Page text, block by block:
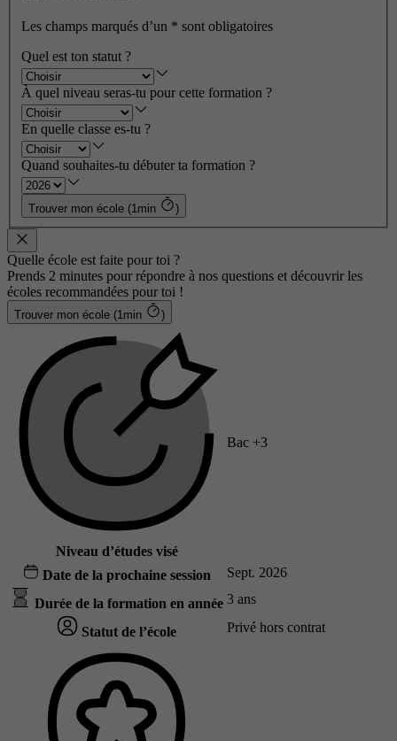
Les champs marqués d’un * sont obligatoires
Quel est ton statut ?
À quel niveau seras-tu pour cette formation ?
En quelle classe es-tu ?
Quand souhaites-tu débuter ta formation ?
Trouver mon école (1min )
Quelle école est faite pour toi ?
Prends 2 minutes pour répondre à nos questions et découvrir les
écoles recommandées pour toi !
Trouver mon école (1min )
Niveau d’études visé
Bac +3
Date de la prochaine session Sept. 2026
Durée de la formation en année 3 ans
Statut de l’école Privé hors contrat